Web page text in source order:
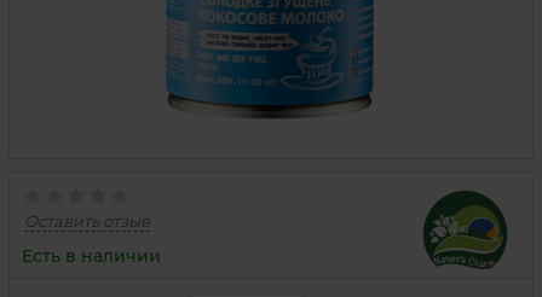
Оставить отзыв
Есть в наличии